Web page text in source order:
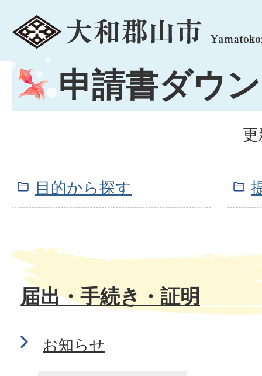
menu
申請書ダウ
目的から探す
届出・手続き・証明
お知らせ